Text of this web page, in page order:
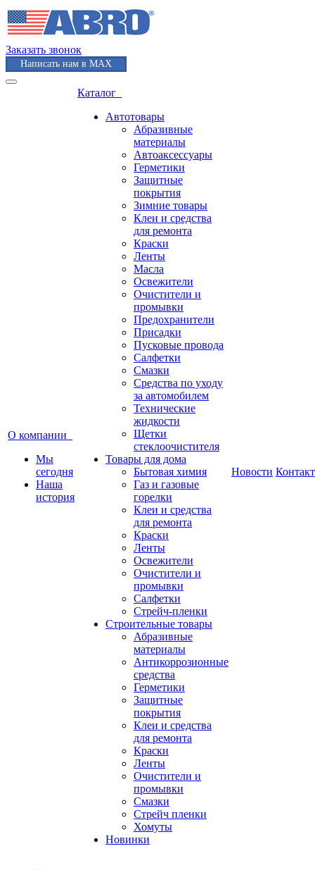
Заказать звонок
Написать нам в MAX
О компании
Мы
сегодня
Наша
история
Каталог
Автотовары
Абразивные
материалы
Автоаксессуары
Герметики
Защитные
покрытия
Зимние товары
Клеи и средства
для ремонта
Краски
Ленты
Масла
Освежители
Очистители и
промывки
Предохранители
Присадки
Пусковые провода
Салфетки
Смазки
Средства по уходу
за автомобилем
Технические
жидкости
Щетки
стеклоочистителя
Товары для дома
Бытовая химия
Газ и газовые
горелки
Клеи и средства
для ремонта
Краски
Ленты
Освежители
Очистители и
промывки
Салфетки
Стрейч-пленки
Строительные товары
Абразивные
материалы
Антикоррозионные
средства
Герметики
Защитные
покрытия
Клеи и средства
для ремонта
Краски
Ленты
Очистители и
промывки
Смазки
Стрейч пленки
Хомуты
Новинки
Новости